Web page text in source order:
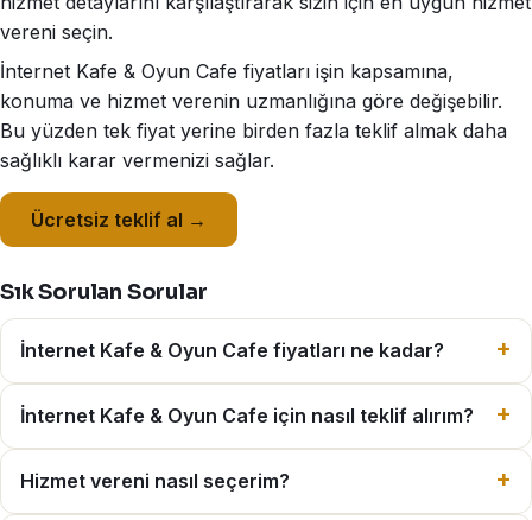
vereni seçin.
İnternet Kafe & Oyun Cafe fiyatları işin kapsamına,
konuma ve hizmet verenin uzmanlığına göre değişebilir.
Bu yüzden tek fiyat yerine birden fazla teklif almak daha
sağlıklı karar vermenizi sağlar.
Ücretsiz teklif al →
Sık Sorulan Sorular
İnternet Kafe & Oyun Cafe fiyatları ne kadar?
İnternet Kafe & Oyun Cafe için nasıl teklif alırım?
Hizmet vereni nasıl seçerim?